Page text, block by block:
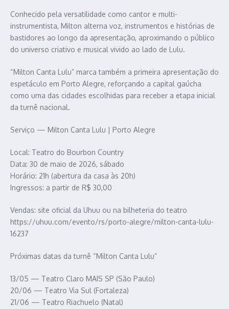
Conhecido pela versatilidade como cantor e multi-
instrumentista, Milton alterna voz, instrumentos e histórias de
bastidores ao longo da apresentação, aproximando o público
do universo criativo e musical vivido ao lado de Lulu.
“Milton Canta Lulu” marca também a primeira apresentação do
espetáculo em Porto Alegre, reforçando a capital gaúcha
como uma das cidades escolhidas para receber a etapa inicial
da turnê nacional.
Serviço — Milton Canta Lulu | Porto Alegre
Local: Teatro do Bourbon Country
Data: 30 de maio de 2026, sábado
Horário: 21h (abertura da casa às 20h)
Ingressos: a partir de R$ 30,00
Vendas: site oficial da Uhuu ou na bilheteria do teatro
https://uhuu.com/evento/rs/porto-alegre/milton-canta-lulu-
16237
Próximas datas da turnê “Milton Canta Lulu”
13/05 — Teatro Claro MAIS SP (São Paulo)
20/06 — Teatro Via Sul (Fortaleza)
21/06 — Teatro Riachuelo (Natal)